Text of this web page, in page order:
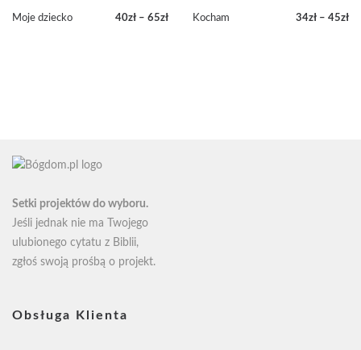
Moje dziecko 40zł – 65zł
Kocham 34zł – 45zł
Setki projektów do wyboru.
Jeśli jednak nie ma Twojego
ulubionego cytatu z Biblii,
zgłoś swoją prośbą o projekt.
Obsługa Klienta